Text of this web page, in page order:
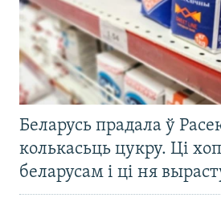
Беларусь прадала ў
колькасьць цукру. Ці
беларусам і ці ня